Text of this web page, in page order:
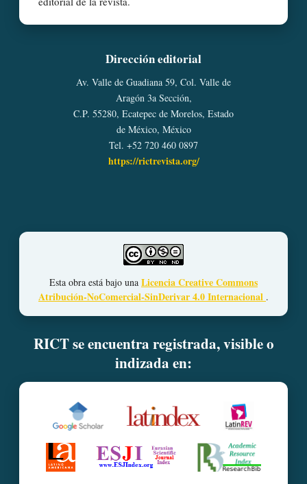
Dirección editorial
Av. Valle de Guadiana 59, Col. Valle de
Aragón 3a Sección,
C.P. 55280, Ecatepec de Morelos, Estado
de México, México
Tel. +52 720 460 0897
https://rictrevista.org/
Esta obra está bajo una Licencia Creative Commons
Atribución-NoComercial-SinDerivar 4.0 Internacional .
RICT se encuentra registrada, visible o
indizada en: